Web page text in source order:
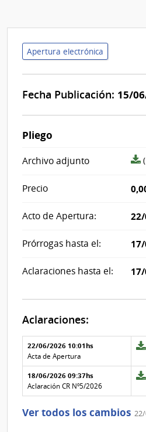
Apertura electrónica
Fecha Publicación: 15/
Pliego
Archivo adjunto
Precio
Acto de Apertura:
Prórrogas hasta el:
Aclaraciones hasta el:
Aclaraciones:
Aclaraciones del llamado
Fecha y
texto de
la
aclaración
Archivo
de la
aclaración
22/06/2026 10:01hs
Acta de Apertura
18/06/2026 09:37hs
Aclaración CR Nº5/2026
Ver todos los cambios